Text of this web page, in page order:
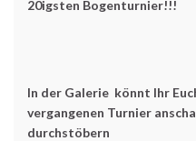
20igsten Bogenturnier!!!
In der Galerie könnt Ihr
vergangenen Turnier
durchstöbern